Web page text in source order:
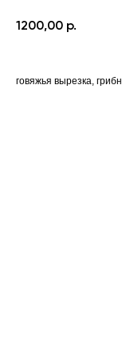
1200,00 р.
говяжья вырезка,